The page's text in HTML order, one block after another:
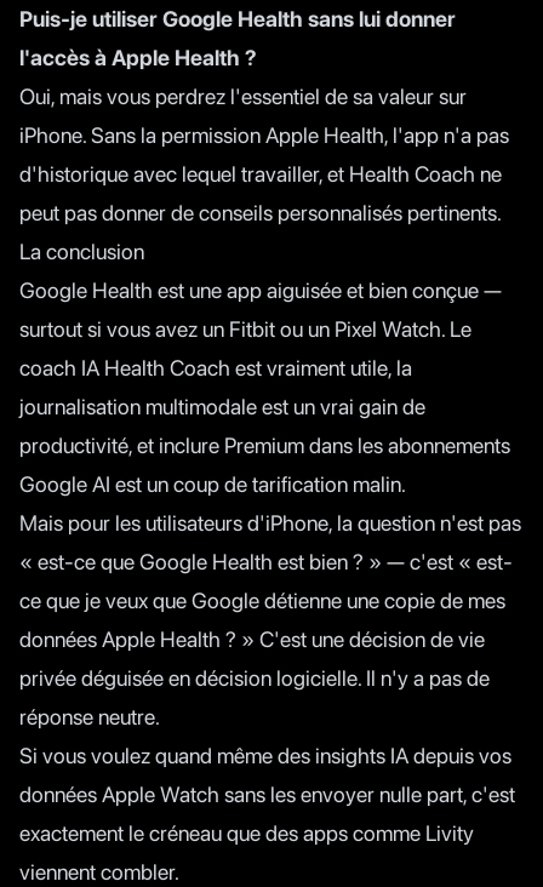
Puis-je utiliser Google Health sans lui donner
l'accès à Apple Health ?
Oui, mais vous perdrez l'essentiel de sa valeur sur
iPhone. Sans la permission Apple Health, l'app n'a pas
d'historique avec lequel travailler, et Health Coach ne
peut pas donner de conseils personnalisés pertinents.
La conclusion
Google Health est une app aiguisée et bien conçue —
surtout si vous avez un Fitbit ou un Pixel Watch. Le
coach IA Health Coach est vraiment utile, la
journalisation multimodale est un vrai gain de
productivité, et inclure Premium dans les abonnements
Google AI est un coup de tarification malin.
Mais pour les utilisateurs d'iPhone, la question n'est pas
« est-ce que Google Health est bien ? » — c'est « est-
ce que je veux que Google détienne une copie de mes
données Apple Health ? » C'est une décision de vie
privée déguisée en décision logicielle. Il n'y a pas de
réponse neutre.
Si vous voulez quand même des insights IA depuis vos
données Apple Watch sans les envoyer nulle part, c'est
exactement le créneau que des apps comme Livity
viennent combler.